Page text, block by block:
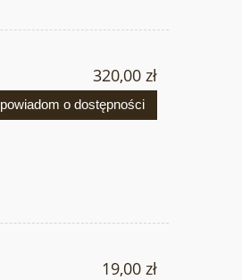
320,00 zł
powiadom o dostępności
19,00 zł